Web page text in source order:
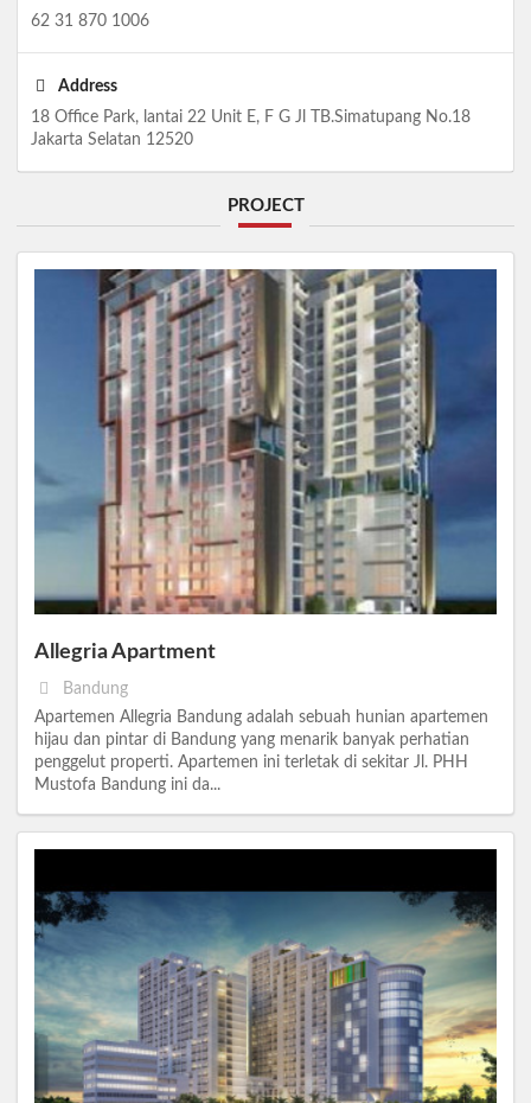
62 31 870 1006
Address
18 Office Park, lantai 22 Unit E, F G Jl TB.Simatupang No.18
Jakarta Selatan 12520
PROJECT
Allegria Apartment
Bandung
Apartemen Allegria Bandung adalah sebuah hunian apartemen
hijau dan pintar di Bandung yang menarik banyak perhatian
penggelut properti. Apartemen ini terletak di sekitar Jl. PHH
Mustofa Bandung ini da...